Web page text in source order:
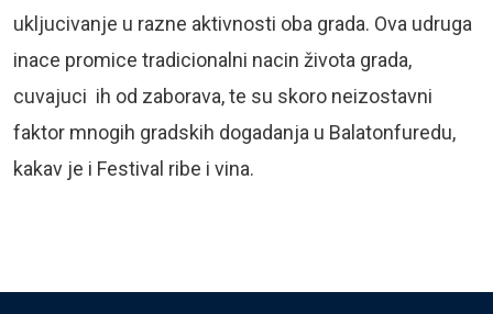
ukljucivanje u razne aktivnosti oba grada. Ova udruga
inace promice tradicionalni nacin života grada,
cuvajuci ih od zaborava, te su skoro neizostavni
faktor mnogih gradskih dogadanja u Balatonfuredu,
kakav je i Festival ribe i vina.